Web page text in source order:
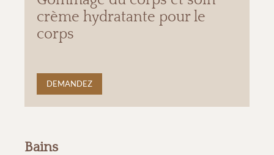
crème hydratante pour le
corps
DEMANDEZ
Bains